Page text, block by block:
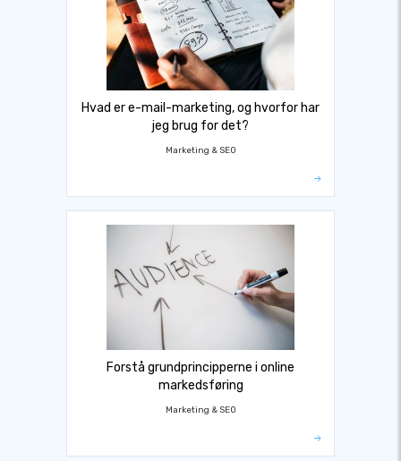
Hvad er e-mail-marketing, og hvorfor har
jeg brug for det?
Marketing & SEO
Forstå grundprincipperne i online
markedsføring
Marketing & SEO